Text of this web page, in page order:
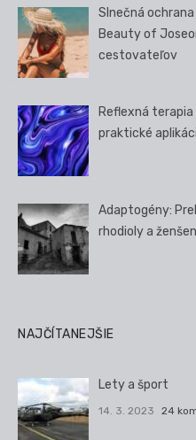
Slnečná
Beauty of
cestovateľov
Reflexná
praktické
Adaptogény:
rhodioly a
NAJČÍTANEJŠIE
Lety a šport
14. 3. 2023 24